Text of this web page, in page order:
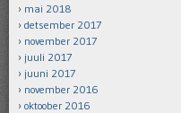
mai 2018
detsember 2017
november 2017
juuli 2017
juuni 2017
november 2016
oktoober 2016